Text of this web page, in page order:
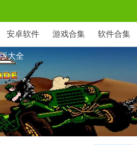
安卓软件 游戏合集 软件合集
大全
典街机射击游戏，玩家操控
合作中，吉普可发射普通炮
武器威力。关卡从热带丛林
井。Boss战如直升机群与坦
素风与快节奏延续老派游戏